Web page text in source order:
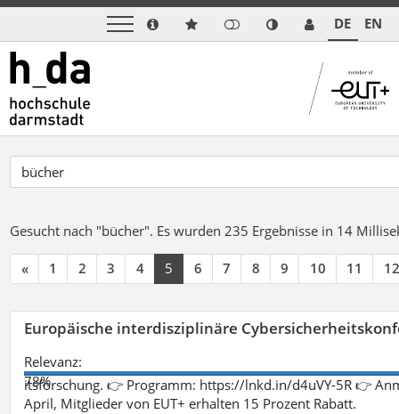
DE EN
Gesucht nach "bücher". Es wurden 235 Ergebnisse in 14
« 1 2 3 4 5 6 7 8 9 10 11 12
Europäische interdisziplinäre
Relevanz:
78%
itsforschung. 👉 Programm: https://lnkd.in/d4uVY-5R 👉
April, Mitglieder von EUT+ erhalten 15 Prozent Rabatt.